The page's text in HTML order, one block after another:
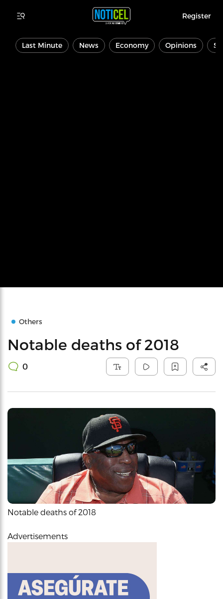
Register
Last Minute News Economy Opinions
Others
Notable deaths of 2018
0
Notable deaths of 2018
Advertisements